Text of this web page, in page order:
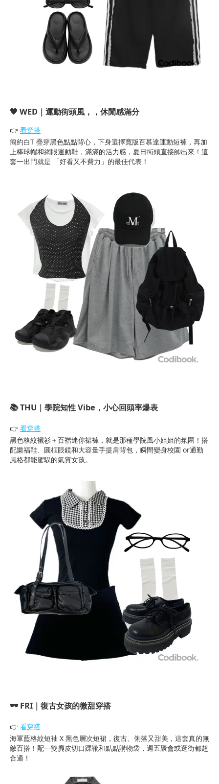
🖤 WED｜運動街頭風，，休閒感滿分
👉 看穿搭
簡約白T 疊穿黑色點點背心，下身選擇寬版百慕達運動短褲，再加
上棒球帽和網眼運動鞋，滿滿的活力感，夏日街頭直接帥出來！這
套一出門就是 「好看又不費力」的最佳代表！
📚 THU｜學院知性 Vibe，小心回頭率爆表
👉 看穿搭
黑色格紋襯衫＋百褶迷你裙褲，就是那種學院風小姐姐的氛圍！搭
配樂福鞋、圓框眼鏡和大容量手提肩背包，瞬間變身校園 or通勤
風格都能駕馭的氣質女孩。
🕶️ FRI｜復古女孩的微甜穿搭
👉 看穿搭
海軍藍格紋短袖 X 黑色層次短裙，復古、俐落又甜美，這套真的無
敵百搭！配一雙麂皮切口踝靴和點點購物袋，週五聚會或逛街都超
合適！